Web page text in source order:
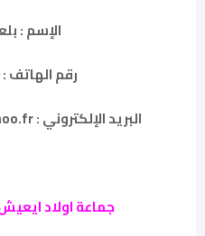
الإسم :
رقم الهاتف : 0661830099
البريد الإلكتروني : crouledyoussef@yahoo.fr
جماعة اولاد